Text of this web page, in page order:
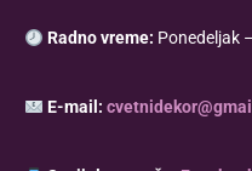
Radno vreme: Ponedeljak
E-mail: